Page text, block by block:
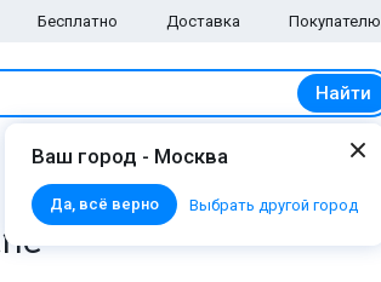
Бесплатно Доставка Покупателю
Найти
Ваш город - Москва
Да, всё верно Выбрать другой город